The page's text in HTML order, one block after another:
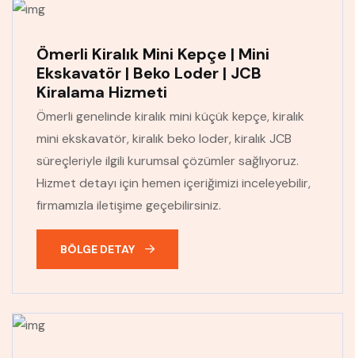
Ömerli Kiralık Mini Kepçe | Mini
Ekskavatör | Beko Loder | JCB
Kiralama Hizmeti
Ömerli genelinde kiralık mini küçük kepçe, kiralık
mini ekskavatör, kiralık beko loder, kiralık JCB
süreçleriyle ilgili kurumsal çözümler sağlıyoruz.
Hizmet detayı için hemen içeriğimizi inceleyebilir,
firmamızla iletişime geçebilirsiniz.
BÖLGE DETAY